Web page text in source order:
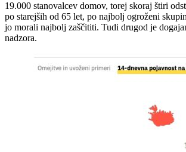
19.000 stanovalcev domov, torej skoraj štiri
po starejših od 65 let, po najbolj ogroženi
jo morali najbolj zaščititi. Tudi drugod je
nadzora.